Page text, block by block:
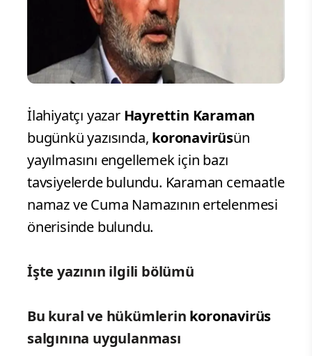
İlahiyatçı yazar Hayrettin Karaman
bugünkü yazısında, koronavirüsün
yayılmasını engellemek için bazı
tavsiyelerde bulundu. Karaman cemaatle
namaz ve Cuma Namazının ertelenmesi
önerisinde bulundu.
İşte yazının ilgili bölümü
Bu kural ve hükümlerin koronavirüs
salgınına uygulanması